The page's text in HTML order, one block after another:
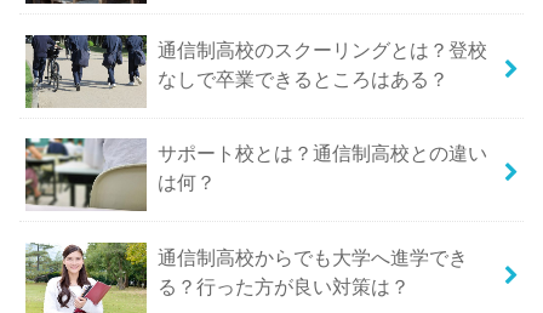
通信制高校のスクーリングとは？登校
なしで卒業できるところはある？
サポート校とは？通信制高校との違い
は何？
通信制高校からでも大学へ進学でき
る？行った方が良い対策は？